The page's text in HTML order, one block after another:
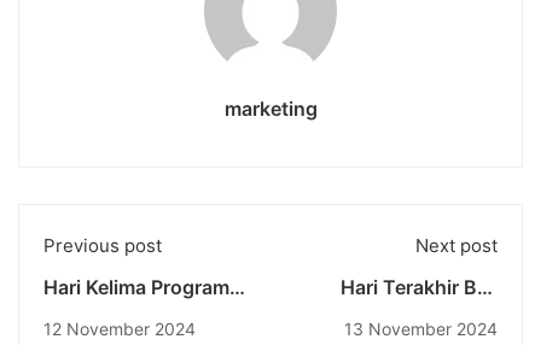
marketing
Previous post
Hari Kelima Program
12 November 2024
Next post
Hari Terakhir Bali
13 November 2024